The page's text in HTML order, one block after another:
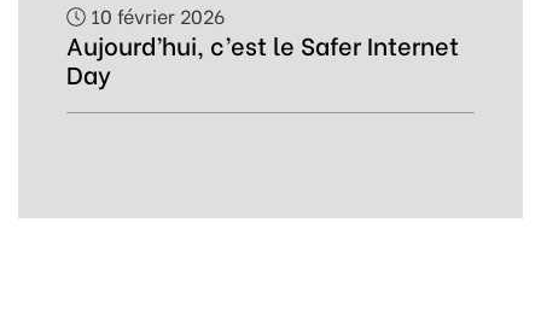
10 février 2026
Aujourd’hui, c’est le Safer Internet
Day